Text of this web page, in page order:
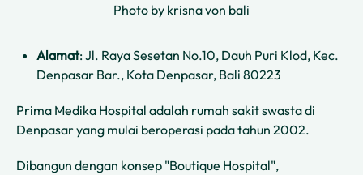
Photo by krisna von bali
Alamat: Jl. Raya Sesetan No.10, Dauh Puri Klod, Kec.
Denpasar Bar., Kota Denpasar, Bali 80223
Prima Medika Hospital adalah rumah sakit swasta di
Denpasar yang mulai beroperasi pada tahun 2002.
Dibangun dengan konsep "Boutique Hospital",